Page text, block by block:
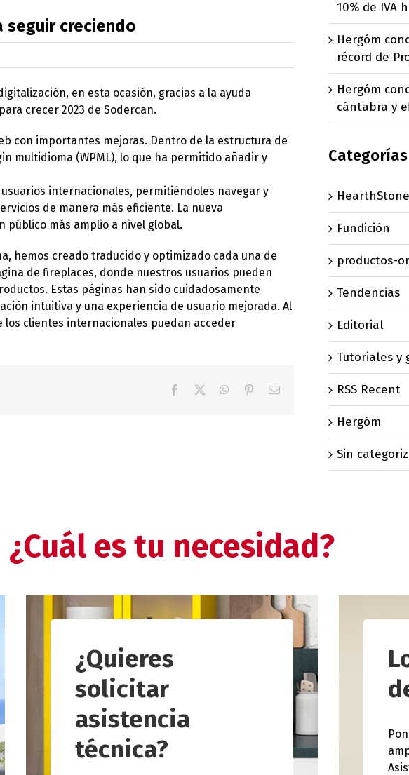
seguir creciendo
en esta ocasión, gracias a la ayuda
crecer 2023 de Sodercan.
con importantes mejoras. Dentro de la estructura de
multidioma (WPML), lo que ha permitido añadir y
internacionales, permitiéndoles navegar y
de manera más eficiente. La nueva
más amplio a nivel global.
hemos creado traducido y optimizado cada una de
de fireplaces, donde nuestros usuarios pueden
Estas páginas han sido cuidadosamente
intuitiva y una experiencia de usuario mejorada. Al
clientes internacionales puedan acceder
Facebook WhatsApp
PinterestCorreo
10% de IVA
Hergóm
récord de
Hergóm
cántabra y
Categorías
HearthStone
Fundición
productos-
Tendencias
Editorial
Tutoriales y
RSS Recent
Hergóm
Sin
¿Cuál es tu necesidad?
¿Quieres
solicitar
asistencia
técnica?